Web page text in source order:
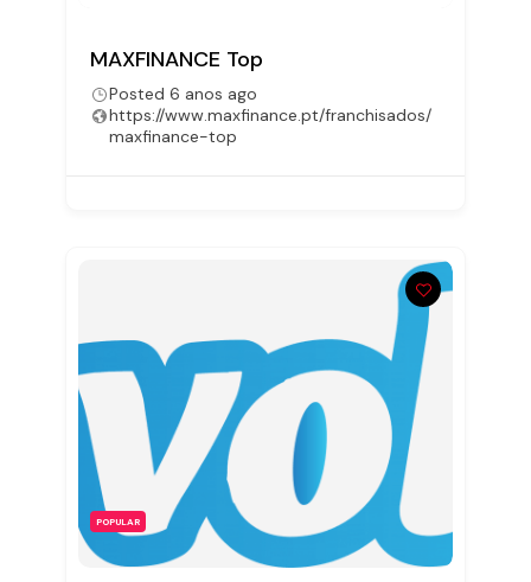
MAXFINANCE Top
Posted 6 anos ago
https://www.maxfinance.pt/franchisados/
maxfinance-top
POPULAR